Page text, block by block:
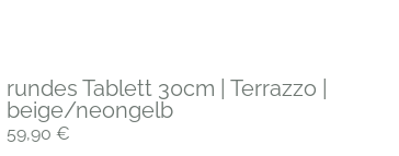
rundes Tablett 30cm | Terrazzo |
beige/neongelb
59,90 €